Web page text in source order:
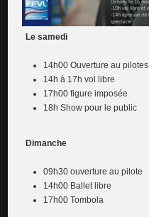
Le samedi
14h00 Ouverture au pilotes
14h à 17h vol libre
17h00 figure imposée
18h Show pour le public
Dimanche
09h30 ouverture au pilote
14h00 Ballet libre
17h00 Tombola